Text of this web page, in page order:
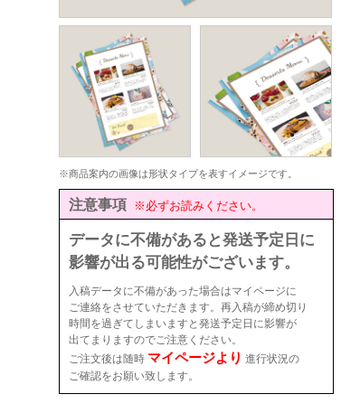
※商品案内の画像は形状タイプを表すイメージです。
注意事項 ※必ずお読みください。
データに不備があると発送予定日に
影響が出る可能性がございます。
入稿データに不備があった場合はマイページに
ご連絡をさせていただきます。再入稿が締め切り
時間を過ぎてしまいますと発送予定日に影響が
出てまりますのでご注意ください。
ご注文後は随時 マイページより 進行状況の
ご確認をお願い致します。